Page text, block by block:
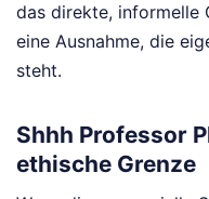
das direkte, informelle
eine Ausnahme, die
steht.
Shhh Professor
ethische Grenze